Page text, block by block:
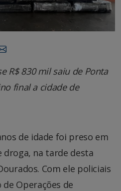
R$ 830 mil saiu de Ponta
final a cidade de
de idade foi preso em
na tarde desta
Com ele policiais
Operações de